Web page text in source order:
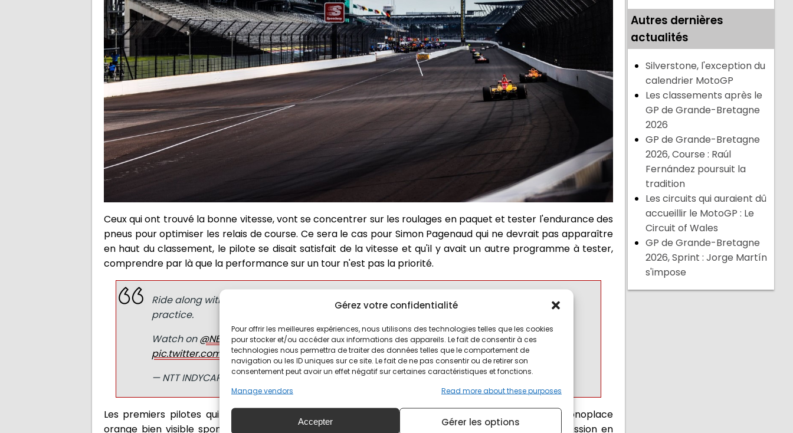
Gérez votre confidentialité
Pour offrir les meilleures expériences, nous utilisons des technologies telles que les cookies
pour stocker et/ou accéder aux informations des appareils. Le fait de consentir à ces
technologies nous permettra de traiter des données telles que le comportement de
navigation ou les ID uniques sur ce site. Le fait de ne pas consentir ou de retirer son
consentement peut avoir un effet négatif sur certaines caractéristiques et fonctions.
Manage vendors
Read more about these purposes
Accepter Gérer les options
Ceux qui ont trouvé la bonne vitesse, vont se concentrer sur les roulages en paquet et tester l'endurance des
pneus pour optimiser les relais de course. Ce sera le cas pour Simon Pagenaud qui ne devrait pas apparaître
en haut du classement, le pilote se disait satisfait de la vitesse et qu'il y avait un autre programme à tester,
comprendre par là que la performance sur un tour n'est pas la priorité.
Ride along with as he takes a lap around @IMS during today's
#Indy500
practice.
Watch on@NBCSportsGold:https://t.co/zyZcawU8vZ#INDYCAR
pic.twitter.com/AwOMULbkaB
— NTT INDYCAR SERIES (@IndyCar)August 13, 2020
Les premiers pilotes qui franchiront la barre des 225 mph au tour sont Conor Daly, dans sa monoplace
orange bien visible sponsorisée par l'US Air Force, et Takuma Sato qui est le plus rapide de la session en
Autres dernières
actualités
Silverstone, l'exception du
calendrier MotoGP
Les classements après le
GP de Grande-Bretagne
2026
GP de Grande-Bretagne
2026, Course : Raúl
Fernández poursuit la
tradition
Les circuits qui auraient dû
accueillir le MotoGP : Le
Circuit of Wales
GP de Grande-Bretagne
2026, Sprint : Jorge Martín
s'impose